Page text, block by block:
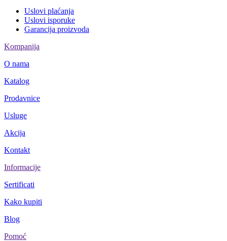
Uslovi plaćanja
Uslovi isporuke
Garancija proizvoda
Kompanija
O nama
Katalog
Prodavnice
Usluge
Akcija
Kontakt
Informacije
Sertificati
Kako kupiti
Blog
Pomoć